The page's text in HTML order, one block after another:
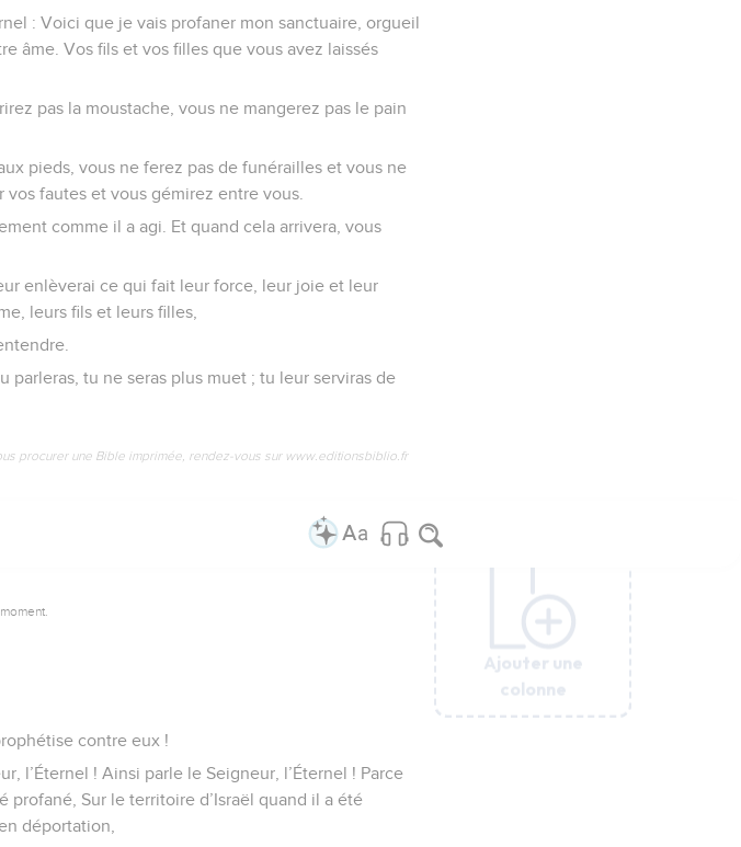
Ajouter une
colonne
: Voici que je vais profaner mon sanctuaire, orgueil
âme. Vos fils et vos filles que vous avez laissés
pas la moustache, vous ne mangerez pas le pain
pieds, vous ne ferez pas de funérailles et vous ne
fautes et vous gémirez entre vous.
comme il a agi. Et quand cela arrivera, vous
enlèverai ce qui fait leur force, leur joie et leur
leurs fils et leurs filles,
parleras, tu ne seras plus muet ; tu leur serviras de
procurer une Bible imprimée, rendez-vous sur www.editionsbiblio.fr
Ajouter une
colonne
contre eux !
l’Éternel ! Ainsi parle le Seigneur, l’Éternel ! Parce
profané, Sur le territoire d’Israël quand il a été
déportation,
Ajouter une
colonne
Ajouter une
colonne
Ajouter une
colonne
Ajouter une
colonne